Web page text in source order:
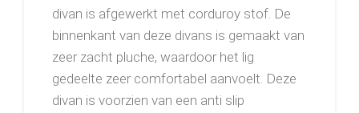
divan is afgewerkt met corduroy stof. De
binnenkant van deze divans is gemaakt van
zeer zacht pluche, waardoor het lig
gedeelte zeer comfortabel aanvoelt. Deze
divan is voorzien van een anti slip